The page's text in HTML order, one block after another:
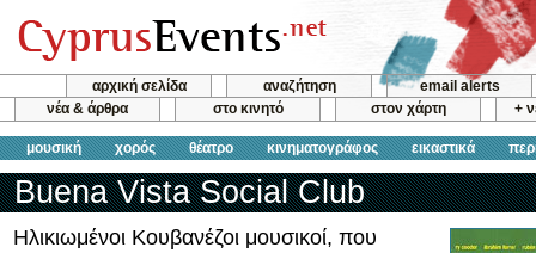
αρχική σελίδα αναζήτηση
email alerts
νέα & άρθρα
στο κινητό στον χάρτη +
μουσική χορός θέατρο κινηματογράφος εικαστικά
Buena Vista Social Club
Ηλικιωμένοι Kουβανέζοι μουσικοί, που